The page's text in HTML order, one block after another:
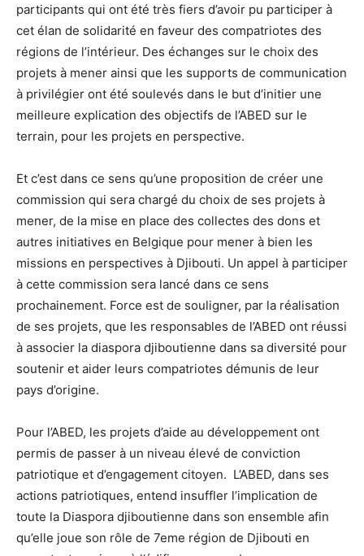
participants qui ont été très fiers d’avoir pu participer à
cet élan de solidarité en faveur des compatriotes des
régions de l’intérieur. Des échanges sur le choix des
projets à mener ainsi que les supports de communication
à privilégier ont été soulevés dans le but d’initier une
meilleure explication des objectifs de l’ABED sur le
terrain, pour les projets en perspective.
Et c’est dans ce sens qu’une proposition de créer une
commission qui sera chargé du choix de ses projets à
mener, de la mise en place des collectes des dons et
autres initiatives en Belgique pour mener à bien les
missions en perspectives à Djibouti. Un appel à participer
à cette commission sera lancé dans ce sens
prochainement. Force est de souligner, par la réalisation
de ses projets, que les responsables de l’ABED ont réussi
à associer la diaspora djiboutienne dans sa diversité pour
soutenir et aider leurs compatriotes démunis de leur
pays d’origine.
Pour l’ABED, les projets d’aide au développement ont
permis de passer à un niveau élevé de conviction
patriotique et d’engagement citoyen. L’ABED, dans ses
actions patriotiques, entend insuffler l’implication de
toute la Diaspora djiboutienne dans son ensemble afin
qu’elle joue son rôle de 7eme région de Djibouti en